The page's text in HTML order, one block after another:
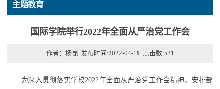
主题教育
国际学院举行2022年全面从严治党工作会
作者：杨昆 发布时间:2022-04-19 点击数:521
为深入贯彻落实学校2022年全面从严治党工作会精神、安排部